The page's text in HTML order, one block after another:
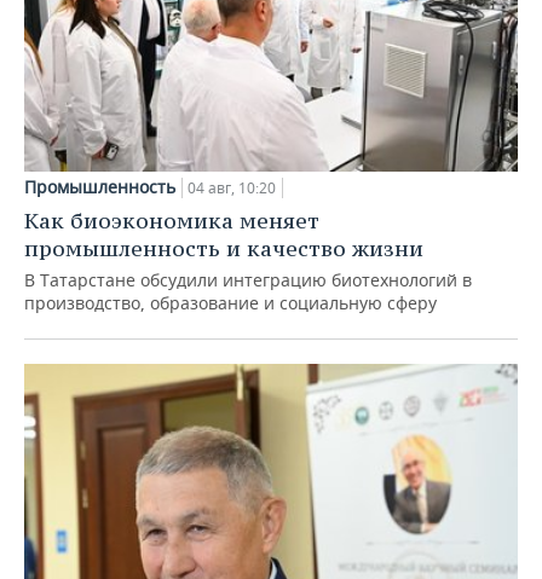
Промышленность 04 авг, 10:20
Как биоэкономика меняет
промышленность и качество жизни
В Татарстане обсудили интеграцию биотехнологий в
производство, образование и социальную сферу